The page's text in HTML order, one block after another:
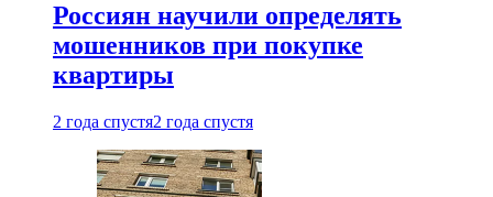
Россиян научили определять
мошенников при покупке
квартиры
2 года спустя2 года спустя